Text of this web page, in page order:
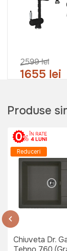
2599 lei
1655 lei
1495 lei
Produse
Reduceri
Chiuveta Dr.